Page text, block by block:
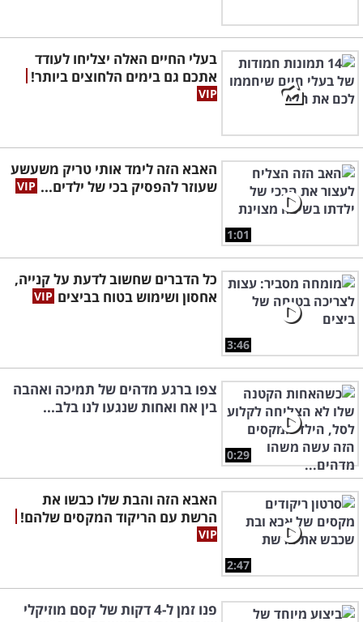
בעלי החיים האלה יצליחו לעודד
אתכם גם בימים הלחוצים ביותר!
1:01
האבא הזה לימד אותי טריק משעשע
שעוזר להפסיק בכי של ילדים...
3:46
כל הדברים שחשוב לדעת על קנייה,
אחסון ושימוש בטוח בביצים
0:29
צפו ברגע מדהים של תמיכה ואהבה
בין אח ואחות שנגעו לנו בלב...
2:47
האבא הזה והבת שלו כבשו את
הרשת עם הריקוד המקסים שלהם!
פנו זמן ל-4 דקות של קסם מוזיקלי